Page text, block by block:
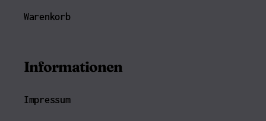
Warenkorb
Informationen
Impressum